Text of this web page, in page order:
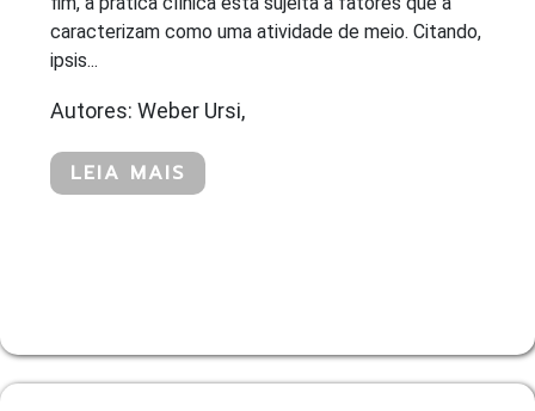
caracterizam como uma atividade de meio. Citando,
ipsis...
Autores: Weber Ursi,
LEIA MAIS